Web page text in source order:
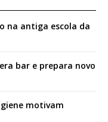
na antiga escola da
bar e prepara novo
motivam